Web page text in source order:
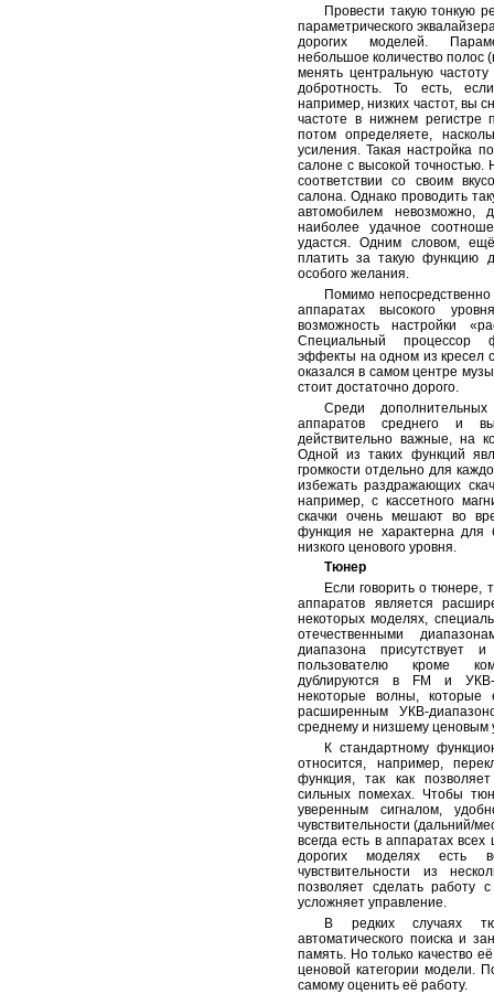
Провести такую тонкую
параметрического
дорогих моделей.
небольшое количество полос
менять центральную
добротность. То есть,
например, низких частот, вы
частоте в нижнем регистре
потом определяете,
усиления. Такая настройка
салоне с высокой точностью.
соответствии со своим
салона. Однако проводить
автомобилем
наиболее удачное
удастся. Одним словом,
платить за такую функцию
особого желания.
Помимо непосредственно
аппаратах высокого
возможность настройки
Специальный процессор
эффекты на одном из кресел
оказался в самом центре
стоит достаточно дорого.
Среди
аппаратов среднего и
действительно важные, на
Одной из таких функций
громкости отдельно для
избежать раздражающих
например, с кассетного
скачки очень мешают во
функция не характерна для
низкого ценового уровня.
Тюнер
Если говорить о тюнере,
аппаратов является
некоторых моделях,
отечественными
диапазона присутствует
пользователю кроме
дублируются в FM и УКВ-
некоторые волны,
расширенным УКВ-
среднему и низшему ценовым
К стандартному
относится, например,
функция, так как
сильных помехах. Чтобы
уверенным сигналом,
чувствительности (дальний/
всегда есть в аппаратах
дорогих моделях есть
чувствительности из
позволяет сделать работу
усложняет управление.
В редких случаях
автоматического поиска и
память. Но только качество
ценовой категории модели.
самому оценить её работу.